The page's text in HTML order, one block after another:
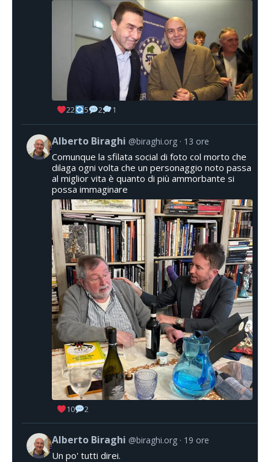
22 5 2 1
Alberto Biraghi @biraghi.org 13 ore
Comunque la sfilata social di foto col morto che
dilaga ogni volta che un personaggio noto passa
al miglior vita è quanto di più ammorbante si
possa immaginare
10 2
Alberto Biraghi @biraghi.org 19 ore
Un po' tutti direi.